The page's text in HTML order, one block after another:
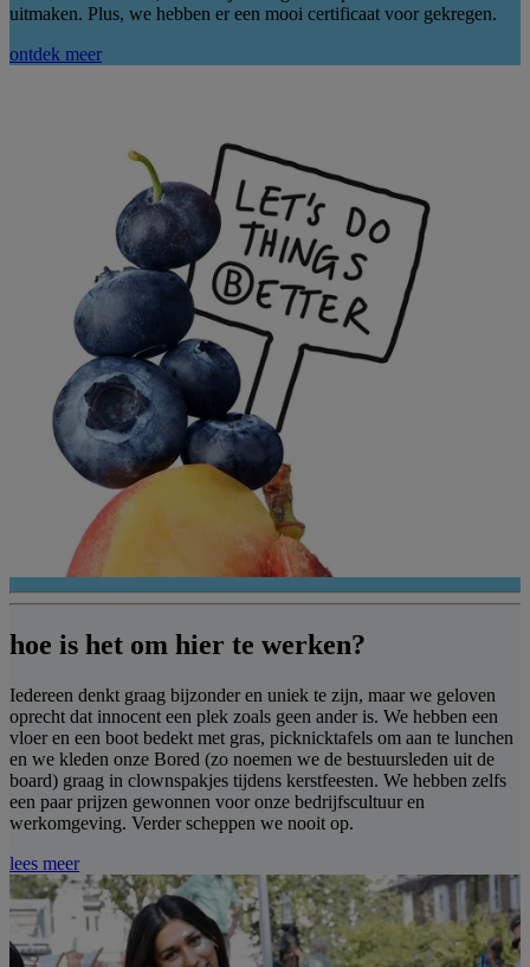
uitmaken. Plus, we hebben er een mooi certificaat voor gekregen.
ontdek meer
hoe is het om hier te werken?
Iedereen denkt graag bijzonder en uniek te zijn, maar we geloven
oprecht dat innocent een plek zoals geen ander is. We hebben een
vloer en een boot bedekt met gras, picknicktafels om aan te lunchen
en we kleden onze Bored (zo noemen we de bestuursleden uit de
board) graag in clownspakjes tijdens kerstfeesten. We hebben zelfs
een paar prijzen gewonnen voor onze bedrijfscultuur en
werkomgeving. Verder scheppen we nooit op.
lees meer